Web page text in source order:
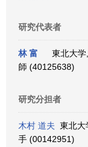
研究代表者
林 富
東北大
師 (40125638)
研究分担者
木村 道夫 東北大
手 (00142951)